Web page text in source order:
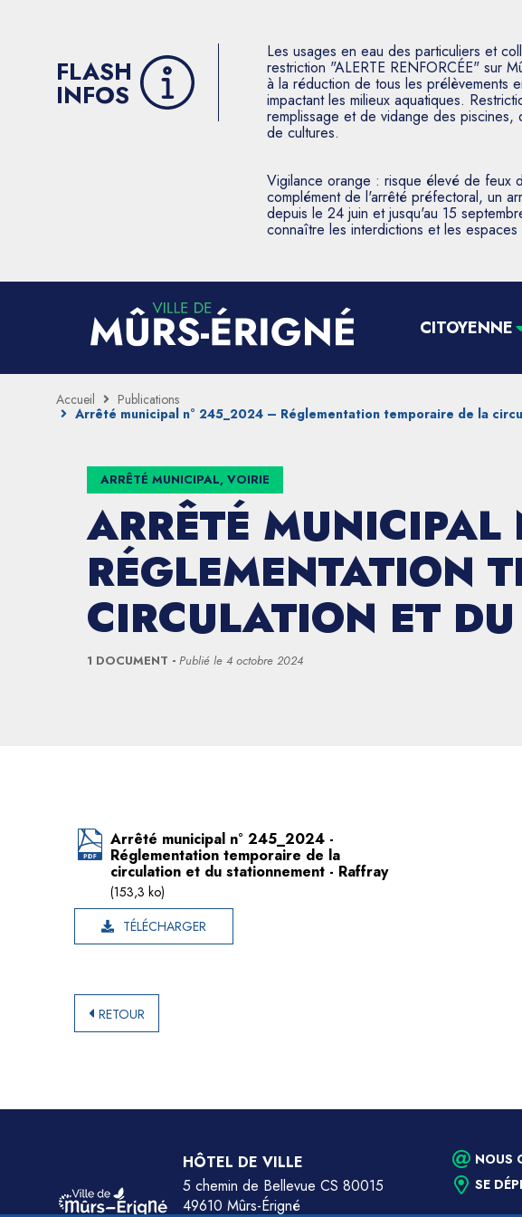
FLASH
INFOS
Les usages en eau des particuliers et
restriction "ALERTE RENFORCÉE" sur
à la réduction de tous les prélèvements
impactant les milieux aquatiques.
remplissage et de vidange des piscines,
de cultures.
Vigilance orange : risque élevé de feux
complément de l'arrêté préfectoral, un
depuis le 24 juin et jusqu'au 15
connaître les interdictions et les
CITOYENNE
Accueil
Publications
Arrêté municipal n° 245_2024 – Réglementation temporaire de la
ARRÊTÉ MUNICIPAL, VOIRIE
ARRÊTÉ
RÉGLEMENTATION
CIRCULATION ET
1 DOCUMENT Publié le 4 octobre 2024
Arrêté municipal n° 245_2024 -
Réglementation temporaire de la
circulation et du stationnement - Raffray
(153,3 ko)
TÉLÉCHARGER
RETOUR
HÔTEL DE VILLE
5 chemin de Bellevue CS 80015
49610 Mûrs-Érigné
NOUS
SE